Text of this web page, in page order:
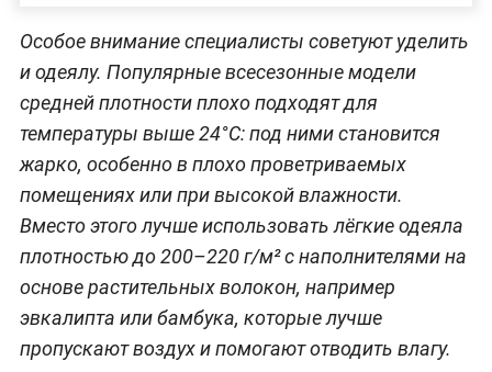
Особое внимание специалисты советуют уделить
и одеялу. Популярные всесезонные модели
средней плотности плохо подходят для
температуры выше 24°C: под ними становится
жарко, особенно в плохо проветриваемых
помещениях или при высокой влажности.
Вместо этого лучше использовать лёгкие одеяла
плотностью до 200–220 г/м² с наполнителями на
основе растительных волокон, например
эвкалипта или бамбука, которые лучше
пропускают воздух и помогают отводить влагу.